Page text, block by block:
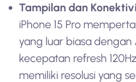
Tampilan dan
iPhone 15 Pro
yang luar biasa
kecepatan refresh
memiliki resolusi yang